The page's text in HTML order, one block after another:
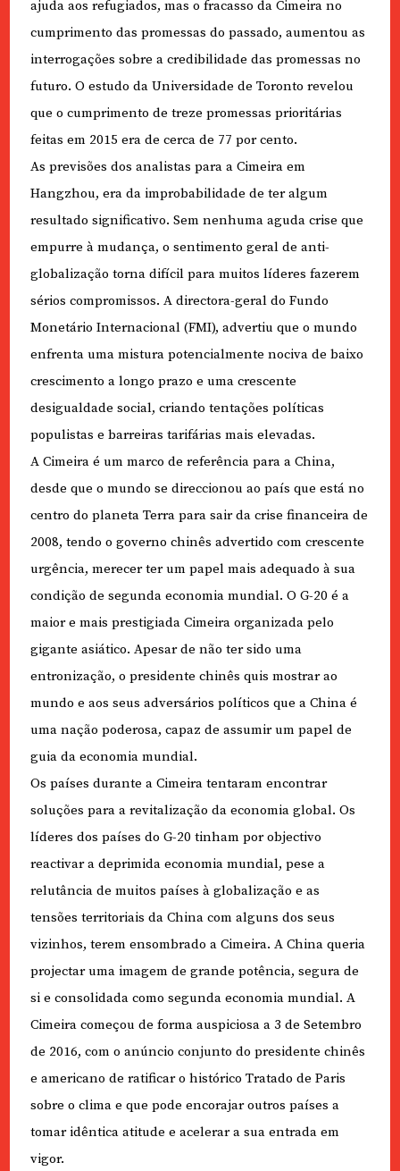
ajuda aos refugiados, mas o fracasso da Cimeira no
cumprimento das promessas do passado, aumentou as
interrogações sobre a credibilidade das promessas no
futuro. O estudo da Universidade de Toronto revelou
que o cumprimento de treze promessas prioritárias
feitas em 2015 era de cerca de 77 por cento.
As previsões dos analistas para a Cimeira em
Hangzhou, era da improbabilidade de ter algum
resultado significativo. Sem nenhuma aguda crise que
empurre à mudança, o sentimento geral de anti-
globalização torna difícil para muitos líderes fazerem
sérios compromissos. A directora-geral do Fundo
Monetário Internacional (FMI), advertiu que o mundo
enfrenta uma mistura potencialmente nociva de baixo
crescimento a longo prazo e uma crescente
desigualdade social, criando tentações políticas
populistas e barreiras tarifárias mais elevadas.
A Cimeira é um marco de referência para a China,
desde que o mundo se direccionou ao país que está no
centro do planeta Terra para sair da crise financeira de
2008, tendo o governo chinês advertido com crescente
urgência, merecer ter um papel mais adequado à sua
condição de segunda economia mundial. O G-20 é a
maior e mais prestigiada Cimeira organizada pelo
gigante asiático. Apesar de não ter sido uma
entronização, o presidente chinês quis mostrar ao
mundo e aos seus adversários políticos que a China é
uma nação poderosa, capaz de assumir um papel de
guia da economia mundial.
Os países durante a Cimeira tentaram encontrar
soluções para a revitalização da economia global. Os
líderes dos países do G-20 tinham por objectivo
reactivar a deprimida economia mundial, pese a
relutância de muitos países à globalização e as
tensões territoriais da China com alguns dos seus
vizinhos, terem ensombrado a Cimeira. A China queria
projectar uma imagem de grande potência, segura de
si e consolidada como segunda economia mundial. A
Cimeira começou de forma auspiciosa a 3 de Setembro
de 2016, com o anúncio conjunto do presidente chinês
e americano de ratificar o histórico Tratado de Paris
sobre o clima e que pode encorajar outros países a
tomar idêntica atitude e acelerar a sua entrada em
vigor.